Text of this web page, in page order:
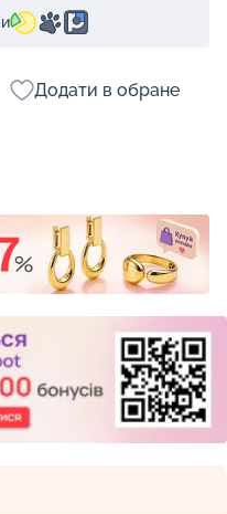
Додати в обране